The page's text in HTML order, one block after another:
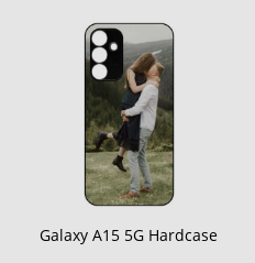
Galaxy A15 5G Hardcase